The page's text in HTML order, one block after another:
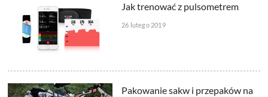
Jak trenować z pulsometrem
26 lutego 2019
Pakowanie sakw i przepaków na